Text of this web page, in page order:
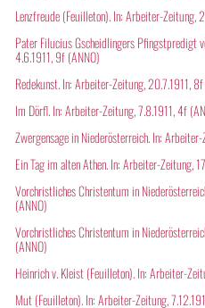
Lenzfreude (Feuilleton). In: Arbeiter-Zeitung,
Pater Filucius Gscheidlingers Pfingstpredigt
4.6.1911, 9f (ANNO)
Redekunst. In: Arbeiter-Zeitung, 20.7.1911,
Im Dörfl. In: Arbeiter-Zeitung, 7.8.1911, 4f
Zwergensage in Niederösterreich. In:
Ein Tag im alten Athen. In: Arbeiter-Zeitung,
Vorchristliches Christentum in
(ANNO)
Vorchristliches Christentum in
(ANNO)
Heinrich v. Kleist (Feuilleton). In: Arbeiter-
Mut (Feuilleton). In: Arbeiter-Zeitung,